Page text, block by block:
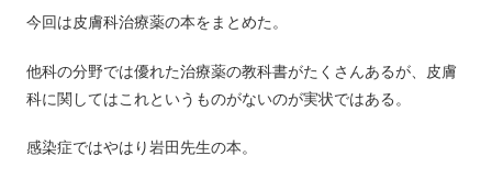
今回は皮膚科治療薬の本をまとめた。
他科の分野では優れた治療薬の教科書がたくさんあるが、皮膚
科に関してはこれというものがないのが実状ではある。
感染症ではやはり岩田先生の本。